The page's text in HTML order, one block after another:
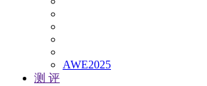
AWE2025
测 评